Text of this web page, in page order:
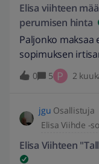
Elisa viihteen
perumisen hinta
Paljonko maksaa
sopimuksen
Sain laskua noin
0 5 P 2
jgu Osallistuja
Elisa Viihde -
Elisa Viihteen